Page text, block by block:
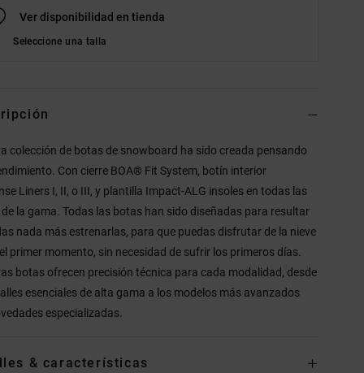
Ver disponibilidad en tienda
Seleccione una talla
colección de botas de snowboard ha sido creada pensando
Con cierre BOA® Fit System, botín interior
Liners I, II, o III, y plantilla Impact-ALG insoles en todas las
de la gama. Todas las botas han sido diseñadas para resultar
nada más estrenarlas, para que puedas disfrutar de la nieve
primer momento, sin necesidad de sufrir los primeros días.
botas ofrecen precisión técnica para cada modalidad, desde
esenciales de alta gama a los modelos más avanzados
especializadas.
& características